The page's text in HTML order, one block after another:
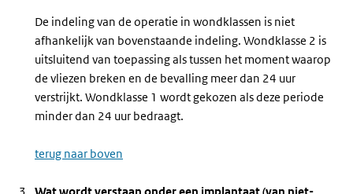
De indeling van de operatie in wondklassen is niet
afhankelijk van bovenstaande indeling. Wondklasse 2 is
uitsluitend van toepassing als tussen het moment waarop
de vliezen breken en de bevalling meer dan 24 uur
verstrijkt. Wondklasse 1 wordt gekozen als deze periode
minder dan 24 uur bedraagt.
terug naar boven